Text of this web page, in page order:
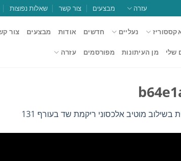
עזרה מבצעים צור קשר שאלות נפוצות
נעליים חדשים אודות מבצעים צור
שלי מן העיתונות מפורסמים עזרה
בשילוב מוטיב אלכסוני ריקמת שד בעורף 131